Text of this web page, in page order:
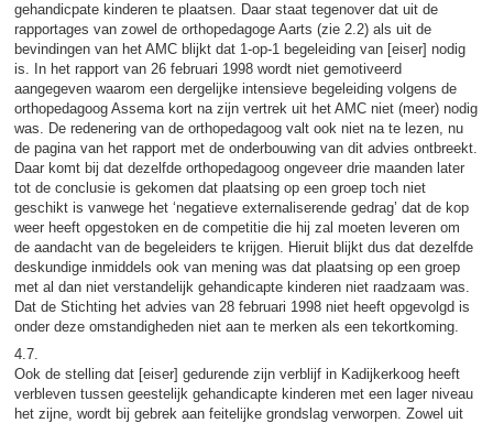
gehandicpate kinderen te plaatsen. Daar staat tegenover dat uit de
rapportages van zowel de orthopedagoge Aarts (zie 2.2) als uit de
bevindingen van het AMC blijkt dat 1-op-1 begeleiding van [eiser] nodig
is. In het rapport van 26 februari 1998 wordt niet gemotiveerd
aangegeven waarom een dergelijke intensieve begeleiding volgens de
orthopedagoog Assema kort na zijn vertrek uit het AMC niet (meer) nodig
was. De redenering van de orthopedagoog valt ook niet na te lezen, nu
de pagina van het rapport met de onderbouwing van dit advies ontbreekt.
Daar komt bij dat dezelfde orthopedagoog ongeveer drie maanden later
tot de conclusie is gekomen dat plaatsing op een groep toch niet
geschikt is vanwege het ‘negatieve externaliserende gedrag’ dat de kop
weer heeft opgestoken en de competitie die hij zal moeten leveren om
de aandacht van de begeleiders te krijgen. Hieruit blijkt dus dat dezelfde
deskundige inmiddels ook van mening was dat plaatsing op een groep
met al dan niet verstandelijk gehandicapte kinderen niet raadzaam was.
Dat de Stichting het advies van 28 februari 1998 niet heeft opgevolgd is
onder deze omstandigheden niet aan te merken als een tekortkoming.
4.7.
Ook de stelling dat [eiser] gedurende zijn verblijf in Kadijkerkoog heeft
verbleven tussen geestelijk gehandicapte kinderen met een lager niveau
het zijne, wordt bij gebrek aan feitelijke grondslag verworpen. Zowel uit